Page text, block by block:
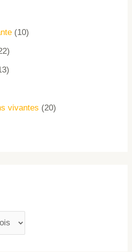
(10)
vivantes (20)